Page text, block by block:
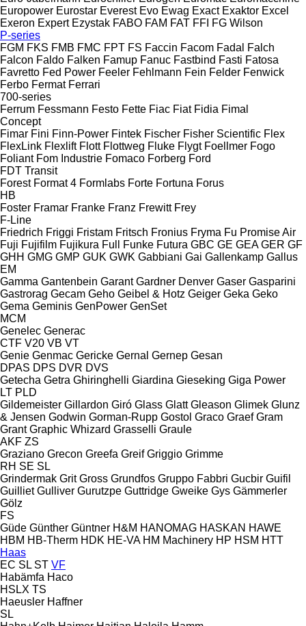
Europower Eurostar Everest Evo Ewag Exact Exaktor Excel
Exeron Expert Ezystak FABO FAM FAT FFI FG Wilson
P-series
FGM FKS FMB FMC FPT FS Faccin Facom Fadal
Falch
Falcon Faldo Falken Famup Fanuc Fastbind Fasti Fatosa
Favretto Fed Power Feeler Fehlmann Fein Felder Fenwick
Ferbo Fermat Ferrari
700-series
Ferrum Fessmann Festo Fette Fiac Fiat Fidia Fimal
Concept
Fimar Fini Finn-Power Fintek Fischer Fisher Scientific Flex
FlexLink Flexlift Flott Flottweg Fluke Flygt Foellmer Fogo
Foliant Fom Industrie Fomaco Forberg Ford
FDT Transit
Forest Format 4 Formlabs Forte Fortuna Forus
HB
Foster Framar Franke Franz Frewitt Frey
F-Line
Friedrich Friggi Fristam Fritsch Fronius Fryma Fu Promise Air
Fuji Fujifilm Fujikura Full Funke Futura GBC GE GEA GER GF
GHH GMG GMP GUK GWK Gabbiani Gai Gallenkamp Gallus
EM
Gamma Gantenbein Garant Gardner Denver Gaser Gasparini
Gastrorag Gecam Geho Geibel & Hotz Geiger Geka Geko
Gema Geminis GenPower GenSet
MCM
Genelec Generac
CTF V20 VB VT
Genie Genmac Gericke Gernal Gernep Gesan
DPAS DPS DVR DVS
Getecha Getra Ghiringhelli Giardina Gieseking Giga Power
LT PLD
Gildemeister Gillardon Giró Glass Glatt Gleason Glimek Glunz
& Jensen Godwin Gorman-Rupp Gostol Graco Graef Gram
Grant Graphic Whizard Grasselli Graule
AKF ZS
Graziano Grecon Greefa Greif Griggio Grimme
RH SE SL
Grindermak Grit Gross Grundfos Gruppo Fabbri Gucbir Guifil
Guilliet Gulliver Gurutzpe Guttridge Gweike Gys Gämmerler
Gölz
FS
Güde Günther Güntner H&M HANOMAG HASKAN HAWE
HBM HB‑Therm HDK HE-VA HM Machinery HP HSM HTT
Haas
EC SL ST VF
Habämfa Haco
HSLX TS
Haeusler Haffner
SL